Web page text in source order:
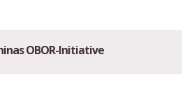
OBOR-Initiative